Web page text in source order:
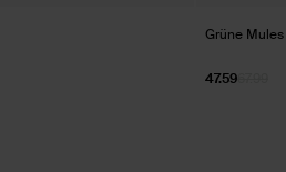
Grüne
47.59